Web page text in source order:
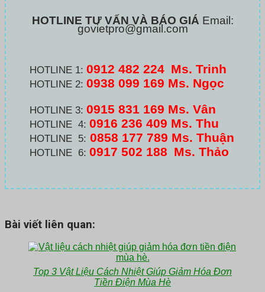
HOTLINE TƯ VẤN VÀ BÁO GIÁ Email:
govietpro@gmail.com
HOTLINE 1: 0912 482 224 Ms. Trinh
HOTLINE 2: 0938 099 169 Ms. Ngọc
HOTLINE 3: 0915 831 169 Ms. Vân
HOTLINE 4: 0916 236 409 Ms. Thu
HOTLINE 5: 0858 177 789 Ms. Thuận
HOTLINE 6: 0917 502 188 Ms. Thảo
Bài viết liên quan:
Top 3 Vật Liệu Cách Nhiệt Giúp Giảm Hóa Đơn
Tiền Điện Mùa Hè